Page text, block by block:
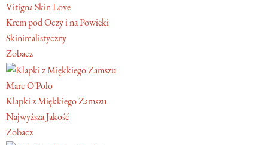
Vitigna Skin Love
Krem pod Oczy i na Powieki
Skinimalistyczny
Zobacz
Marc O'Polo
Klapki z Miękkiego Zamszu
Najwyższa Jakość
Zobacz